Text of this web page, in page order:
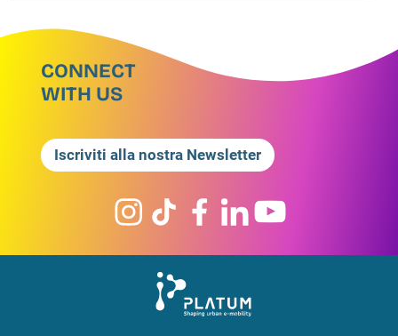
CONNECT
WITH US
Iscriviti alla nostra Newsletter